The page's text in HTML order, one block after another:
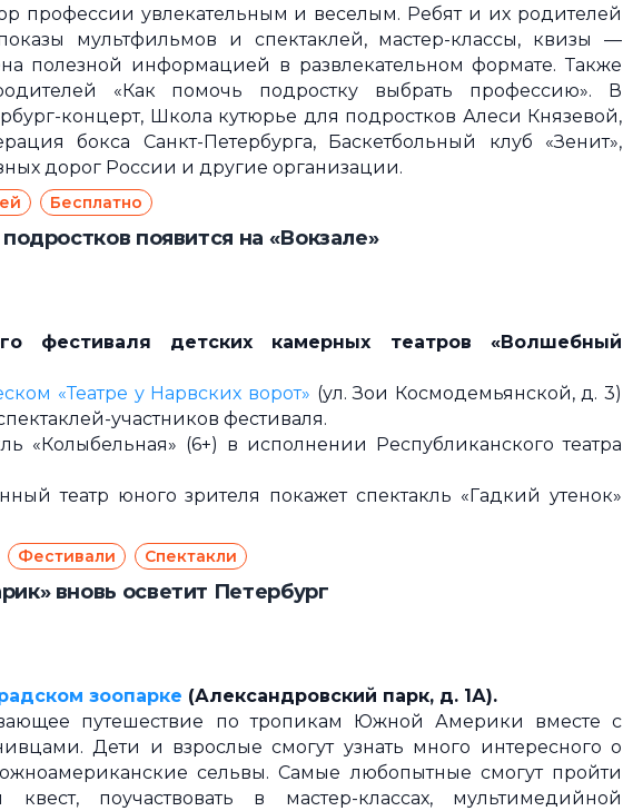
профессии увлекательным и веселым. Ребят и их родителей
мультфильмов и спектаклей, мастер-классы, квизы —
полезной информацией в развлекательном формате. Также
«Как помочь подростку выбрать профессию». В
концерт, Школа кутюрье для подростков Алеси Князевой,
бокса Санкт-Петербурга, Баскетбольный клуб «Зенит»,
дорог России и другие организации.
Бесплатно
появится на «Вокзале»
фестиваля детских камерных театров «Волшебный
«Театре у Нарвских ворот» (ул. Зои Космодемьянской, д. 3)
участников фестиваля.
«Колыбельная» (6+) в исполнении Республиканского театра
театр юного зрителя покажет спектакль «Гадкий утенок»
Фестивали Спектакли
вновь осветит Петербург
зоопарке (Александровский парк, д. 1А).
путешествие по тропикам Южной Америки вместе с
Дети и взрослые смогут узнать много интересного о
сельвы. Самые любопытные смогут пройти
поучаствовать в мастер-классах, мультимедийной